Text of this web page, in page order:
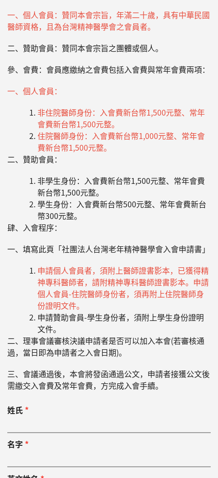
一、個人會員：贊同本會宗旨，年滿二十歲，具有中華民國
醫師資格，且為台灣精神醫學會之會員者。
二、贊助會員：贊同本會宗旨之團體或個人。
參、會費：會員應繳納之會費包括入會費與常年會費兩項：
一、個人會員：
非住院醫師身份：入會費新台幣1,500元整、常年
會費新台幣1,500元整。
住院醫師身份：入會費新台幣1,000元整、常年會
費新台幣1,500元整。
二、贊助會員：
非學生身份：入會費新台幣1,500元整、常年會費
新台幣1,500元整。
學生身份：入會費新台幣500元整、常年會費新台
幣300元整。
肆、入會程序：
一、填寫此頁「社團法人台灣老年精神醫學會入會申請書」
申請個人會員者，須附上醫師證書影本，已獲得精
神專科醫師者，請附精神專科醫師證書影本。申請
個人會員-住院醫師身份者，須再附上住院醫師身
份證明文件。
申請贊助會員-學生身份者，須附上學生身份證明
文件。
二、理事會議審核決議申請者是否可以加入本會(若審核通
過，當日即為申請者之入會日期)。
三、會議通過後，本會將發函通過公文，申請者接獲公文後
需繳交入會費及常年會費，方完成入會手續。
姓氏 *
名字 *